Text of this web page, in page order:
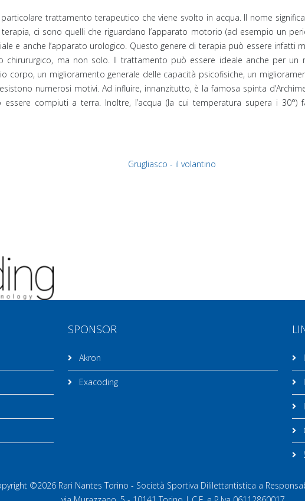
trattamento terapeutico che viene svolto in acqua. Il nome
ci sono quelli che riguardano l’apparato motorio (ad esempio un
e anche l’apparato urologico. Questo genere di terapia può essere
ma non solo. Il trattamento può essere ideale anche per un
corpo, un miglioramento generale delle capacità psicofisiche, un
numerosi motivi. Ad influire, innanzitutto, è la famosa spinta
compiuti a terra. Inoltre, l’acqua (la cui temperatura supera i 30°)
Grugliasco - il volantino
SPONSOR
Akron
Exacoding
©2026 Rari Nantes Torino - Società Sportiva Dililettantistica a